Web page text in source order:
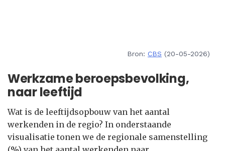
Bron: CBS (20-05-2026)
Werkzame beroepsbevolking,
naar leeftijd
Wat is de leeftijdsopbouw van het aantal
werkenden in de regio? In onderstaande
visualisatie tonen we de regionale samenstelling